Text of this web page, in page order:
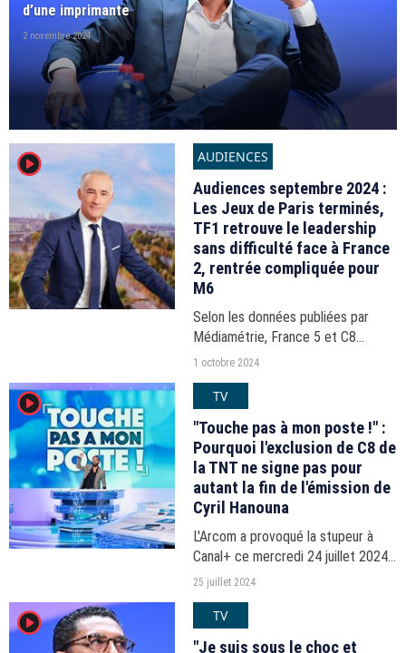
d’une imprimante
2 novembre 2024
player2 AUDIENCES
Audiences septembre 2024 :
Les Jeux de Paris terminés,
TF1 retrouve le leadership
sans difficulté face à France
2, rentrée compliquée pour
M6
Selon les données publiées par
Médiamétrie, France 5 et C8
démarrent mieux leur saison qu'il y a
6ter signe une excellente
opération.
1 octobre 2024
player2 TV
"Touche pas à mon poste !" :
Pourquoi l'exclusion de C8 de
la TNT ne signe pas pour
autant la fin de l'émission de
Cyril Hanouna
L'Arcom a provoqué la stupeur à
Canal+ ce mercredi 24 juillet 2024
en ne renouvelant pas la fréquence
Pour autant, Cyril Hanouna et son
émission, vaisseau...
25 juillet 2024
player2 TV
"Je suis sous le choc et